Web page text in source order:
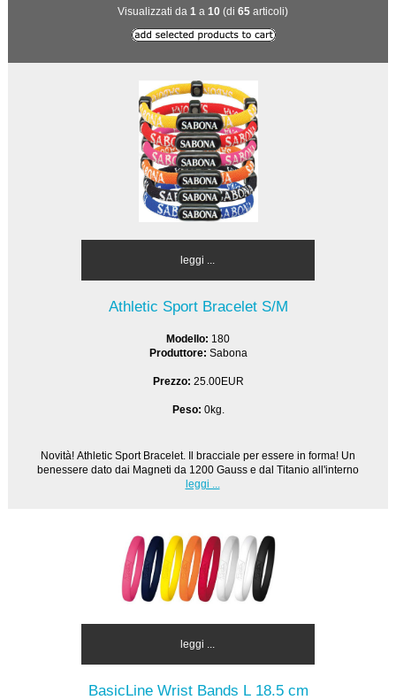
Visualizzati da 1 a 10(di 65articoli)
leggi ...
Athletic Sport Bracelet S/M
Modello: 180
Produttore: Sabona
Prezzo: 25.00EUR
Peso: 0kg.
Novità! Athletic Sport Bracelet. Il bracciale per essere in forma! Un
benessere dato dai Magneti da 1200 Gauss e dal Titanio all'interno
leggi ...
leggi ...
BasicLine Wrist Bands L 18.5 cm